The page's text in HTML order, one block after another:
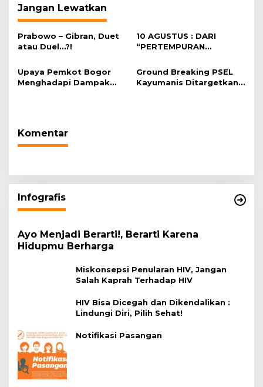
Jangan Lewatkan
Prabowo – Gibran, Duet
atau Duel…?!
10 AGUSTUS : DARI
“PERTEMPURAN
GELAR AGUNG VETERAN
Upaya Pemkot Bogor
Menghadapi Dampak
Ground Breaking PSEL
Kayumanis Ditargetkan
Komentar
Infografis
Ayo Menjadi Berarti!, Berarti Karena
Hidupmu Berharga
Miskonsepsi Penularan HIV, Jangan
Salah Kaprah Terhadap HIV
HIV Bisa Dicegah dan Dikendalikan :
Lindungi Diri, Pilih Sehat!
Notifikasi Pasangan